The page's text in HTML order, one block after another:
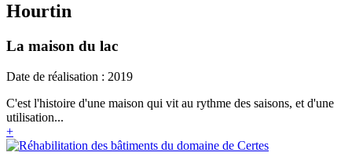
Hourtin
La maison du lac
Date de réalisation : 2019
C'est l'histoire d'une maison qui vit au rythme des saisons, et d'une
utilisation...
+